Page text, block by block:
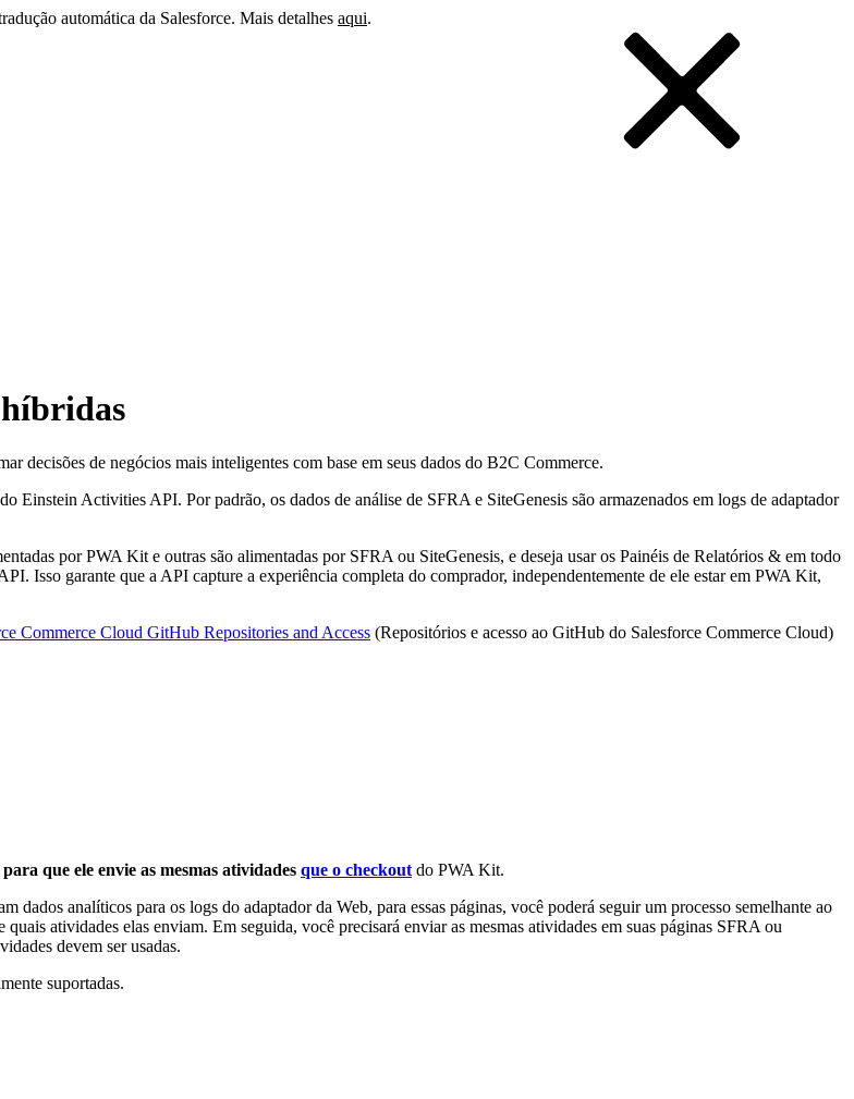
automática da Salesforce. Mais detalhes aqui.
decisões de negócios mais inteligentes com base em seus dados do B2C Commerce.
Einstein Activities API. Por padrão, os dados de análise de SFRA e SiteGenesis são armazenados em logs de adaptador
por PWA Kit e outras são alimentadas por SFRA ou SiteGenesis, e deseja usar os Painéis de Relatórios & em todo
Isso garante que a API capture a experiência completa do comprador, independentemente de ele estar em PWA Kit,
Commerce Cloud GitHub Repositories and Access (Repositórios e acesso ao GitHub do Salesforce Commerce Cloud)
que ele envie as mesmas atividades que o checkout do PWA Kit.
analíticos para os logs do adaptador da Web, para essas páginas, você poderá seguir um processo semelhante ao
quais atividades elas enviam. Em seguida, você precisará enviar as mesmas atividades em suas páginas SFRA ou
devem ser usadas.
suportadas.